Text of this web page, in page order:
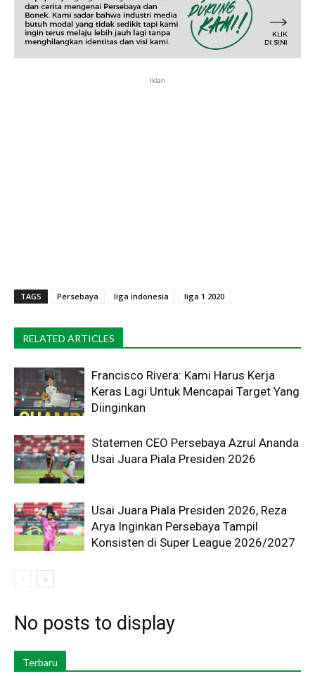
Iklan
TAGS Persebaya liga indonesia liga 1 2020
RELATED ARTICLES
Francisco Rivera: Kami Harus Kerja
Keras Lagi Untuk Mencapai Target Yang
Diinginkan
Statemen CEO Persebaya Azrul Ananda
Usai Juara Piala Presiden 2026
Usai Juara Piala Presiden 2026, Reza
Arya Inginkan Persebaya Tampil
Konsisten di Super League 2026/2027
No posts to display
Terbaru